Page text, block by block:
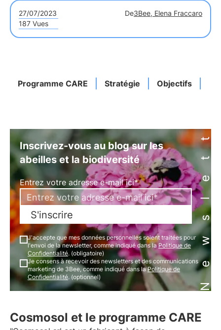
27/07/2023 De3Bee, Elena Fraccaro
187 Vues
Programme CARE Stratégie Objectifs Newsletter
Inscrivez-vous au blog sur les
abeilles et la biodiversité
Entrez votre adresse e-mail ici*
S'inscrire
J'accepte que mes données personnelles soient traitées pour
l'envoi de la newsletter, comme indiqué dans laPolitique de
Confidentialité. (obligatoire)
Je consens à recevoir des newsletters et des communications
marketing de 3Bee, comme indiqué dans laPolitique de
Confidentialité. (optionnel)
Cosmosol et le programme CARE